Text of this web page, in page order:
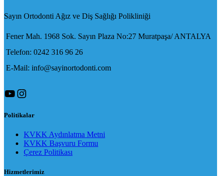
Sayın Ortodonti Ağız ve Diş Sağlığı Polikliniği
Fener Mah. 1968 Sok. Sayın Plaza No:27 Muratpaşa/ ANTALYA
Telefon: 0242 316 96 26
E-Mail: info@sayinortodonti.com
YouTube
Instagram
Politikalar
KVKK Aydınlatma Metni
KVKK Başvuru Formu
Çerez Politikası
Hizmetlerimiz